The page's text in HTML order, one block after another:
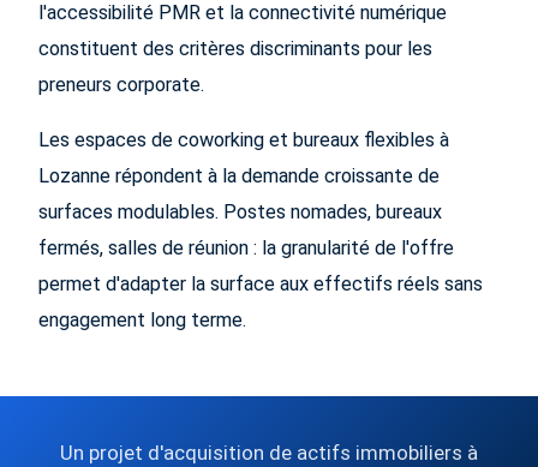
l'accessibilité PMR et la connectivité numérique
constituent des critères discriminants pour les
preneurs corporate.
Les espaces de coworking et bureaux flexibles à
Lozanne répondent à la demande croissante de
surfaces modulables. Postes nomades, bureaux
fermés, salles de réunion : la granularité de l'offre
permet d'adapter la surface aux effectifs réels sans
engagement long terme.
Un projet d'acquisition de actifs immobiliers à